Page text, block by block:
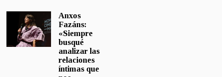
Anxos
Fazáns:
«Siempre
busqué
analizar las
relaciones
íntimas que